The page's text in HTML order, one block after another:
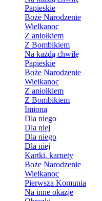
Papieskie
Boże Narodzenie
Wielkanoc
Z aniołkiem
Z Bombikiem
Na każdą chwilę
Papieskie
Boże Narodzenie
Wielkanoc
Z aniołkiem
Z Bombikiem
Imiona
Dla niego
Dla niej
Dla niego
Dla niej
Kartki, karnety
Boże Narodzenie
Wielkanoc
Pierwsza Komunia
Na inne okazje